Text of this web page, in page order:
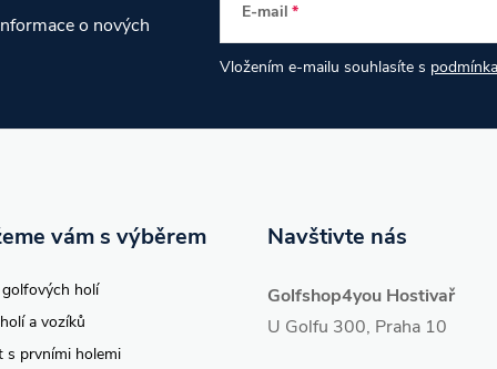
o nových
E-mail
Vložením e-mailu souhlasíte s
Navštivte nás
Golfshop4you Hostivař
U Golfu 300, Praha 10
vám s výběrem
holí
a vozíků
s prvními holemi